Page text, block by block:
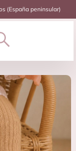
(España peninsular)